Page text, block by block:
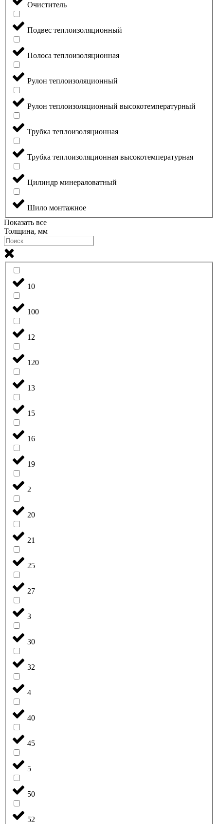
Очиститель
Подвес теплоизоляционный
Полоса теплоизоляционная
Рулон теплоизоляционный
Рулон теплоизоляционный высокотемпературный
Трубка теплоизоляционная
Трубка теплоизоляционная высокотемпературная
Цилиндр минераловатный
Шило монтажное
Показать все
Толщина, мм
10
100
12
120
13
15
16
19
2
20
21
25
27
3
30
32
4
40
45
5
50
52